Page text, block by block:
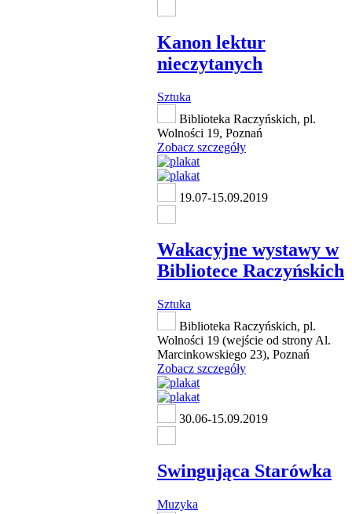
Kanon lektur
nieczytanych
Sztuka
Biblioteka Raczyńskich, pl.
Wolności 19, Poznań
Zobacz szczegóły
19.07-15.09.2019
Wakacyjne wystawy w
Bibliotece Raczyńskich
Sztuka
Biblioteka Raczyńskich, pl.
Wolności 19 (wejście od strony Al.
Marcinkowskiego 23), Poznań
Zobacz szczegóły
30.06-15.09.2019
Swingująca Starówka
Muzyka